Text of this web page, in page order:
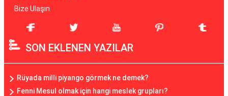
Bize Ulaşın
SON EKLENEN YAZILAR
Rüyada milli piyango görmek ne demek?
Fenni Mesul olmak için hangi meslek grupları?